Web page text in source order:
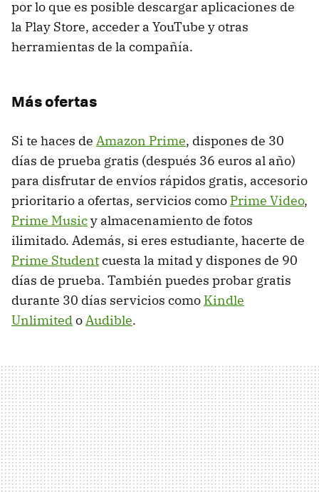
por lo que es posible descargar aplicaciones de
la Play Store, acceder a YouTube y otras
herramientas de la compañía.
Más ofertas
Si te haces de Amazon Prime, dispones de 30
días de prueba gratis (después 36 euros al año)
para disfrutar de envíos rápidos gratis, accesorio
prioritario a ofertas, servicios como Prime Video,
Prime Musicy almacenamiento de fotos
ilimitado. Además, si eres estudiante, hacerte de
Prime Studentcuesta la mitad y dispones de 90
días de prueba. También puedes probar gratis
durante 30 días servicios como Kindle
UnlimitedoAudible.